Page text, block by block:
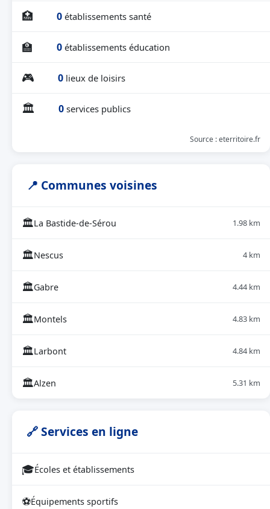
🏥 0 établissements santé
🏫 0 établissements éducation
🎮 0 lieux de loisirs
🏛 0 services publics
Source : eterritoire.fr
📍 Communes voisines
🏛La Bastide-de-Sérou 1.98 km
🏛Nescus 4 km
🏛Gabre 4.44 km
🏛Montels 4.83 km
🏛Larbont 4.84 km
🏛Alzen 5.31 km
🔗 Services en ligne
🎓Écoles et établissements
⚽Équipements sportifs